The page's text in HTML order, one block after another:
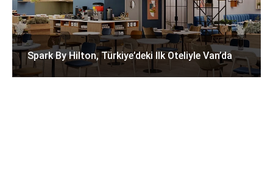
Spark By Hilton, Türkiye’deki Ilk Oteliyle Van’da